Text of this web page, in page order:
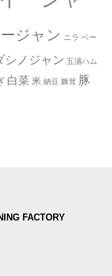
ジャン ニラ ベー
シノジャン 五浦ハム
白菜 米 納豆 舞茸 豚
FACTORY